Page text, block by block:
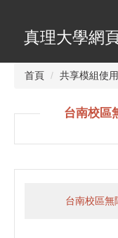
真理大學網
首頁 共享模組使
台南校區
台南校區無